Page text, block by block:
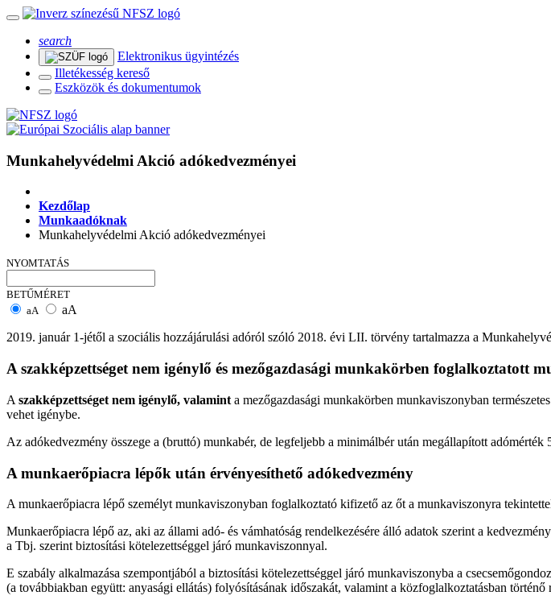
search
Elektronikus ügyintézés
Illetékesség kereső
Eszközök és dokumentumok
Munkahelyvédelmi Akció adókedvezményei
Kezdőlap
Munkaadóknak
Munkahelyvédelmi Akció adókedvezményei
NYOMTATÁS
BETŰMÉRET
aA
aA
2019. január 1-jétől a szociális hozzájárulási adóról szóló 2018. évi LII. törvény tartalmazza a
A szakképzettséget nem igénylő és mezőgazdasági munkakörben foglalkoztatott
A szakképzettséget nem igénylő, valamint a mezőgazdasági munkakörben munkaviszonyban
vehet igénybe.
Az adókedvezmény összege a (bruttó) munkabér, de legfeljebb a minimálbér után megállapított adómérték
A munkaerőpiacra lépők után érvényesíthető adókedvezmény
A munkaerőpiacra lépő személyt munkaviszonyban foglalkoztató kifizető az őt a munkaviszonyra
Munkaerőpiacra lépő az, aki az állami adó- és vámhatóság rendelkezésére álló adatok szerint a
a Tbj. szerint biztosítási kötelezettséggel járó munkaviszonnyal.
E szabály alkalmazása szempontjából a biztosítási kötelezettséggel járó munkaviszonyba a
(a továbbiakban együtt: anyasági ellátás) folyósításának időszakát, valamint a közfoglalkoztatásban